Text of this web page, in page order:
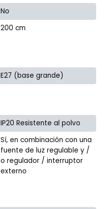
No
200 cm
E27 (base grande)
IP20 Resistente al polvo
Sí, en combinación con una
fuente de luz regulable y /
o regulador / interruptor
externo